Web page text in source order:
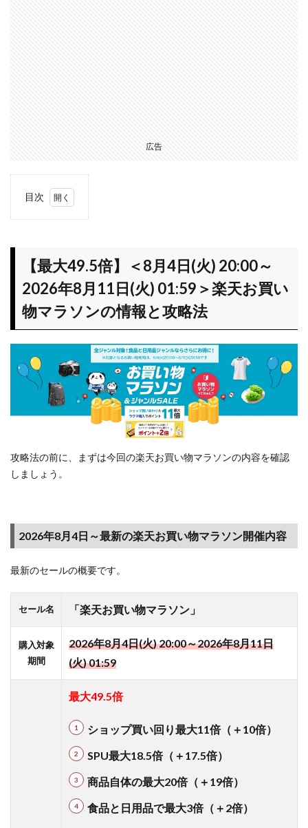
広告
目次
49.5
倍】
＜8月
4日
(火)
20:00
～
2026
年8月
11日
01:59
買い
物マ
と攻
略法
1.1
年8月
の楽
天お
【最大49.5倍】＜8月4日(火) 20:00～
2026年8月11日(火) 01:59＞楽天お買い
物マラソンの情報と攻略法
攻略法の前に、まずは今回の楽天お買い物マラソンの内容を確認
しましょう。
2026年8月4日～最新の楽天お買い物マラソン開催内容
最新のセールの概要です。
セール名 「楽天お買い物マラソン」
購入対象
期間
2026年8月4日(火) 20:00～2026年8月11日
(火) 01:59
最大49.5倍
ショップ買い回り最大11倍（＋10倍）
SPU最大18.5倍（＋17.5倍）
商品自体の最大20倍（＋19倍）
食品と日用品で最大3倍（＋2倍）